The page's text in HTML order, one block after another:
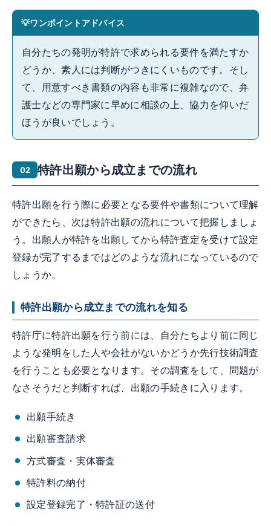
ワンポイントアドバイス
自分たちの発明が特許で求められる要件を満たすか
どうか、素人には判断がつきにくいものです。そし
て、用意すべき書類の内容も非常に複雑なので、弁
護士などの専門家に早めに相談の上、協力を仰いだ
ほうが良いでしょう。
特許出願から成立までの流れ
特許出願を行う際に必要となる要件や書類について理解
ができたら、次は特許出願の流れについて把握しましょ
う。出願人が特許を出願してから特許査定を受けて設定
登録が完了するまではどのような流れになっているので
しょうか。
特許出願から成立までの流れを知る
特許庁に特許出願を行う前には、自分たちより前に同じ
ような発明をした人や会社がないかどうか先行技術調査
を行うことも必要となります。その調査をして、問題が
なさそうだと判断すれば、出願の手続きに入ります。
出願手続き
出願審査請求
方式審査・実体審査
特許料の納付
設定登録完了・特許証の送付